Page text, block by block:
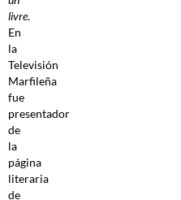
livre.
En
la
Televisión
Marfileña
fue
presentador
de
la
página
literaria
de